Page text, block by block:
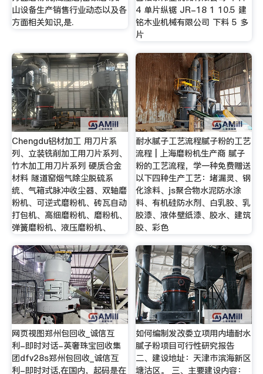
山设备生产销售行业动态以及各
方面相关知识,是.
4 单片纵锯 JR-18 1 10.5 建
铭木业机械有限公司 下料 5 多
片
Chengdu铝材加工 用刀片系
列、立装铣削加工用刀片系列、
竹木加工用刀片系列 硬质合金
材料 隧道窑烟气除尘脱硫系
统、气箱式脉冲收尘器、双轴磨
粉机、可逆式磨粉机、砖瓦自动
打包机、高细磨粉机、磨粉机、
弹簧磨粉机、液压磨粉机、
耐水腻子工艺流程腻子粉的工艺
流程 | 上海磨粉机生产商 腻子
粉的工艺流程，学一种免费赠送
以下四种生产工艺：堵漏灵、钢
化涂料、js聚合物水泥防水涂
料、有机硅防水剂、白乳胶、乳
胶漆、液体壁纸漆、胶水、建筑
胶、彩色
网页视图郑州包回收_诚信互
利-即时对话-英奢珠宝回收集
团dfv28s郑州包回收_诚信互
利-即时对话,在国内，起码是在
如何编制发改委立项用内墙耐水
腻子粉项目可行性研究报告
二、建设地址：天津市滨海新区
塘沽区。 三、主要建设内容：